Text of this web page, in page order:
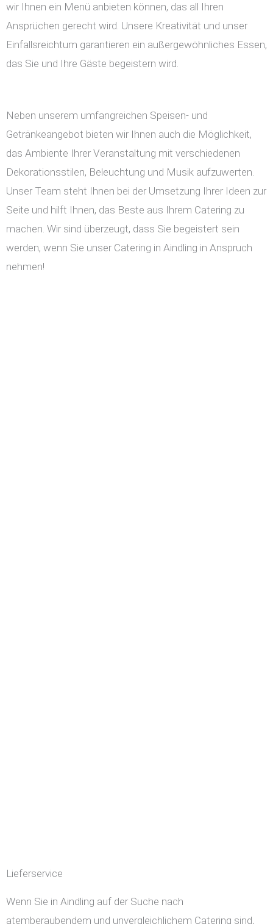
wir Ihnen ein Menü anbieten können, das all Ihren
Ansprüchen gerecht wird. Unsere Kreativität und unser
Einfallsreichtum garantieren ein außergewöhnliches Essen,
das Sie und Ihre Gäste begeistern wird.
Neben unserem umfangreichen Speisen- und
Getränkeangebot bieten wir Ihnen auch die Möglichkeit,
das Ambiente Ihrer Veranstaltung mit verschiedenen
Dekorationsstilen, Beleuchtung und Musik aufzuwerten.
Unser Team steht Ihnen bei der Umsetzung Ihrer Ideen zur
Seite und hilft Ihnen, das Beste aus Ihrem Catering zu
machen. Wir sind überzeugt, dass Sie begeistert sein
werden, wenn Sie unser Catering in Aindling in Anspruch
nehmen!
Lieferservice
Wenn Sie in Aindling auf der Suche nach
atemberaubendem und unvergleichlichem Catering sind,